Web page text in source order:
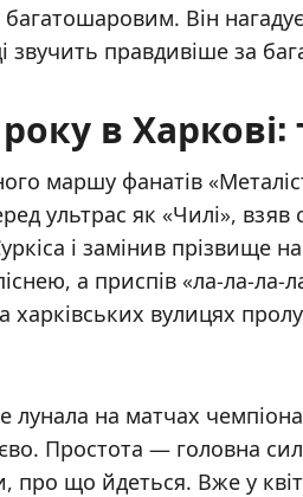
Він
правдивіше за
в Харкові:
маршу фанатів
ультрас як «Чилі»,
і замінив прізвище
а приспів «ла-ла-
харківських вулицях
лунала на матчах
Простота — головна
про що йдеться. Вже у